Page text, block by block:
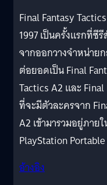
Final Fantasy
1997 เป็นครั้งแรกที่ซี
จากออกวางจำหน่าย
ต่อยอดเป็น Final
Tactics A2 และ
ที่จะมีตัวละครจาก
A2 เข้ามารวมอยู่ภาย
PlayStation
อ้างอิง